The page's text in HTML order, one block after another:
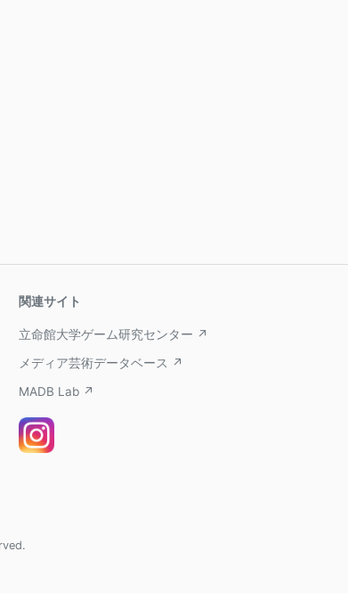
関連サイト
立命館大学ゲーム研究センター ↗
メディア芸術データベース ↗
MADB Lab ↗